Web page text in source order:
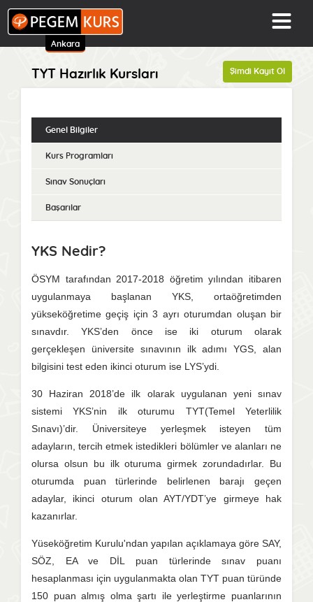
Ankara
TYT Hazırlık Kursları Şimdi Kayıt Ol
Genel Bilgiler
Kurs Programları
Sınav Sonuçları
Başarılar
YKS Nedir?
ÖSYM tarafından 2017-2018 öğretim yılından itibaren
uygulanmaya başlanan YKS, ortaöğretimden
yükseköğretime geçiş için 3 ayrı oturumdan oluşan bir
sınavdır. YKS’den önce ise iki oturum olarak
gerçekleşen üniversite sınavının ilk adımı YGS, alan
bilgisini test eden ikinci oturum ise LYS’ydi.
30 Haziran 2018’de ilk olarak uygulanan yeni sınav
sistemi YKS’nin ilk oturumu TYT(Temel Yeterlilik
Sınavı)’dir. Üniversiteye yerleşmek isteyen tüm
adayların, tercih etmek istedikleri bölümler ve alanları ne
olursa olsun bu ilk oturuma girmek zorundadırlar. Bu
oturumda puan türlerinde belirlenen barajı geçen
adaylar, ikinci oturum olan AYT/YDT’ye girmeye hak
kazanırlar.
Yüseköğretim Kurulu'ndan yapılan açıklamaya göre SAY,
SÖZ, EA ve DİL puan türlerinde sınav puanı
hesaplanması için uygulanmakta olan TYT puan türünde
150 puan almış olma şartı ile yerleştirme puanlarının